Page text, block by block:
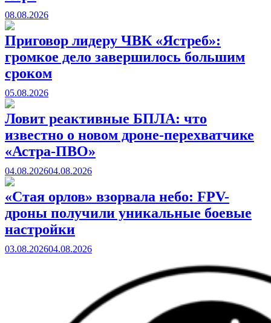
08.08.2026
Приговор лидеру ЧВК «Ястреб»:
громкое дело завершилось большим
сроком
05.08.2026
Ловит реактивные БПЛА: что
известно о новом дроне-перехватчике
«Астра-ПВО»
04.08.202604.08.2026
«Стая орлов» взорвала небо: FPV-
дроны получили уникальные боевые
настройки
03.08.202604.08.2026